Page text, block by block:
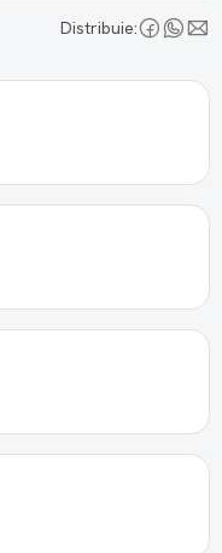
Distribuie: